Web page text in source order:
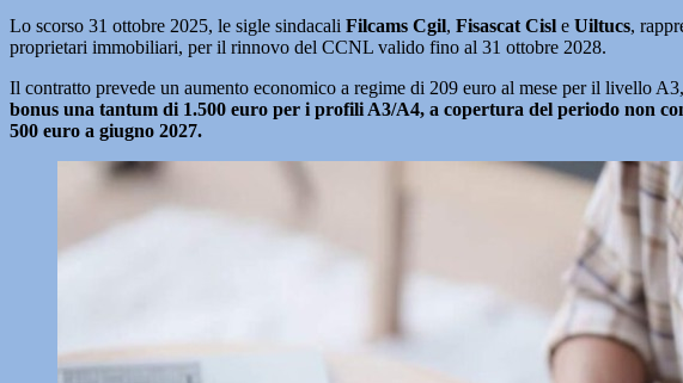
Lo scorso 31 ottobre 2025, le sigle sindacali Filcams Cgil, Fisascat Cisl e Uiltucs,
proprietari immobiliari, per il rinnovo del CCNL valido fino al 31 ottobre 2028.
Il contratto prevede un aumento economico a regime di 209 euro al mese per il livello
bonus una tantum di 1.500 euro per i profili A3/A4, a copertura del periodo non
500 euro a giugno 2027.